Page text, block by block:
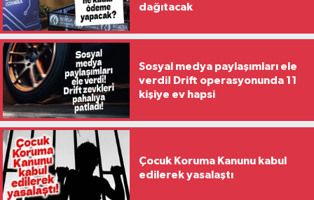
dağıtacak
Sosyal medya paylaşımları ele
verdi! Drift operasyonunda 11
kişiye ev hapsi
Çocuk Koruma Kanunu kabul
edilerek yasalaştı